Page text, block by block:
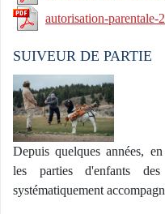
autorisation-parentale-
SUIVEUR DE PARTIE
Depuis quelques années,
les parties d'enfants
systématiquement